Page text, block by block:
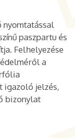
paszpartu és
Felhelyezése
a
igazoló jelzés,
bizonylat